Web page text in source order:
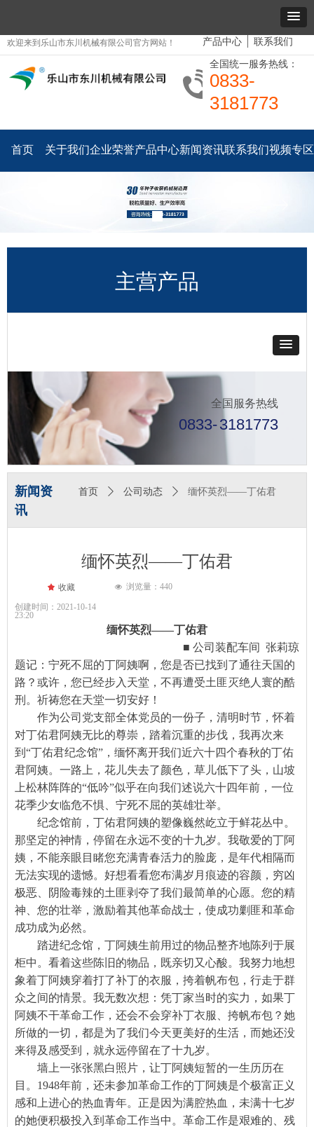
欢迎来到乐山市东川机械有限公司官方网站！ 产品中心 联系我们
全国统一服务热线：
0833-
3181773
首页 关于我们企业荣誉产品中心新闻资讯联系我们视频专区
主营产品
全国服务热线
0833-3181773
新闻资
讯
首页 ꄲ 公司动态 ꄲ 缅怀英烈——丁佑君
缅怀英烈——丁佑君
缅怀英烈——丁佑君
■ 公司装配车间 张莉琼
题记：宁死不屈的丁阿姨啊，您是否已找到了通往天国的
路？或许，您已经步入天堂，不再遭受土匪灭绝人寰的酷
刑。祈祷您在天堂一切安好！
作为公司党支部全体党员的一份子，清明时节，怀着
对丁佑君阿姨无比的尊崇，踏着沉重的步伐，我再次来
到“丁佑君纪念馆”，缅怀离开我们近六十四个春秋的丁佑
君阿姨。一路上，花儿失去了颜色，草儿低下了头，山坡
上松林阵阵的“低吟”似乎在向我们述说六十四年前，一位
花季少女临危不惧、宁死不屈的英雄壮举。
纪念馆前，丁佑君阿姨的塑像巍然屹立于鲜花丛中。
那坚定的神情，停留在永远不变的十九岁。我敬爱的丁阿
姨，不能亲眼目睹您充满青春活力的脸庞，是年代相隔而
无法实现的遗憾。好想看看您布满岁月痕迹的容颜，穷凶
极恶、阴险毒辣的土匪剥夺了我们最简单的心愿。您的精
神、您的壮举，激励着其他革命战士，使成功剿匪和革命
成功成为必然。
踏进纪念馆，丁阿姨生前用过的物品整齐地陈列于展
柜中。看着这些陈旧的物品，既亲切又心酸。我努力地想
象着丁阿姨穿着打了补丁的衣服，挎着帆布包，行走于群
众之间的情景。我无数次想：凭丁家当时的实力，如果丁
阿姨不干革命工作，还会不会穿补丁衣服、挎帆布包？她
所做的一切，都是为了我们今天更美好的生活，而她还没
来得及感受到，就永远停留在了十九岁。
墙上一张张黑白照片，让丁阿姨短暂的一生历历在
目。1948年前，还未参加革命工作的丁阿姨是个极富正义
感和上进心的热血青年。正是因为满腔热血，未满十七岁
的她便积极投入到革命工作当中。革命工作是艰难的、残
创建时间： 2021-10-14
23:20
넶 浏览量： 440
끄 收藏